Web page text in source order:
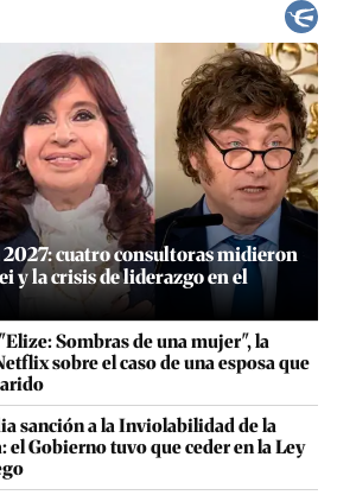
2027: cuatro consultoras midieron
y la crisis de liderazgo en el
Sombras de una mujer", la
sobre el caso de una esposa que
sanción a la Inviolabilidad de la
el Gobierno tuvo que ceder en la Ley